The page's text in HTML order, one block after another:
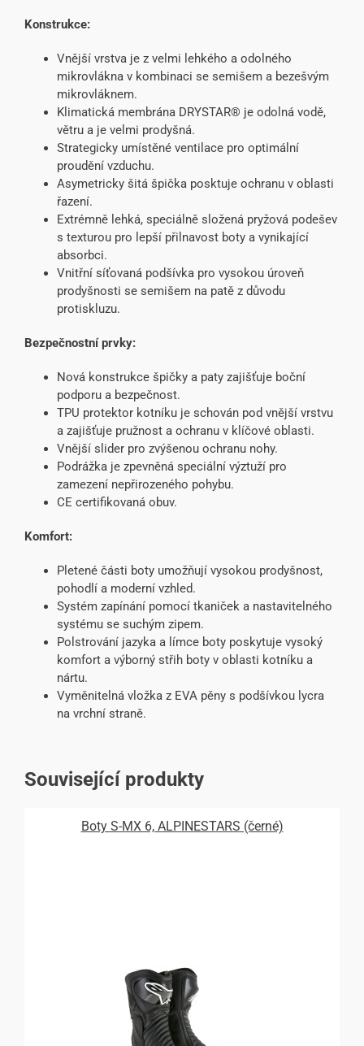
Konstrukce:
Vnější vrstva je z velmi lehkého a odolného
mikrovlákna v kombinaci se semišem a bezešvým
mikrovláknem.
Klimatická membrána DRYSTAR® je odolná vodě,
větru a je velmi prodyšná.
Strategicky umístěné ventilace pro optimální
proudění vzduchu.
Asymetricky šitá špička posktuje ochranu v oblasti
řazení.
Extrémně lehká, speciálně složená pryžová podešev
s texturou pro lepší přilnavost boty a vynikající
absorbci.
Vnitřní síťovaná podšívka pro vysokou úroveň
prodyšnosti se semišem na patě z důvodu
protiskluzu.
Bezpečnostní prvky:
Nová konstrukce špičky a paty zajišťuje boční
podporu a bezpečnost.
TPU protektor kotníku je schován pod vnější vrstvu
a zajišťuje pružnost a ochranu v klíčové oblasti.
Vnější slider pro zvýšenou ochranu nohy.
Podrážka je zpevněná speciální výztuží pro
zamezení nepřirozeného pohybu.
CE certifikovaná obuv.
Komfort:
Pletené části boty umožňují vysokou prodyšnost,
pohodlí a moderní vzhled.
Systém zapínání pomocí tkaniček a nastavitelného
systému se suchým zipem.
Polstrování jazyka a límce boty poskytuje vysoký
komfort a výborný střih boty v oblasti kotníku a
nártu.
Vyměnitelná vložka z EVA pěny s podšívkou lycra
na vrchní straně.
Související produkty
Boty S-MX 6, ALPINESTARS (černé)